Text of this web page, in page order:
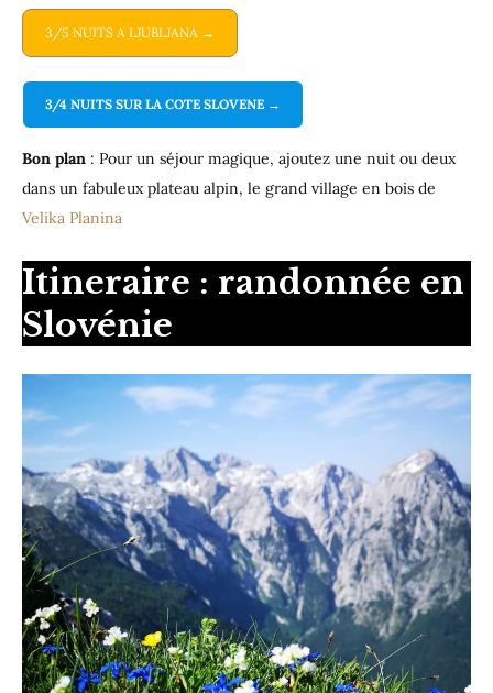
3/5 NUITS A LJUBLJANA →
3/4 NUITS SUR LA COTE SLOVENE →
Bon plan : Pour un séjour magique, ajoutez une nuit ou deux
dans un fabuleux plateau alpin, le grand village en bois de
Velika Planina
Itineraire : randonnée en
Slovénie